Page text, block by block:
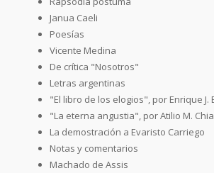
Janua Caeli
Poesías
Vicente Medina
De crítica "Nosotros"
Letras argentinas
"El libro de los elogios", por Enrique J.
"La eterna angustia", por Atilio M.
La demostración a Evaristo Carriego
Notas y comentarios
Machado de Assis